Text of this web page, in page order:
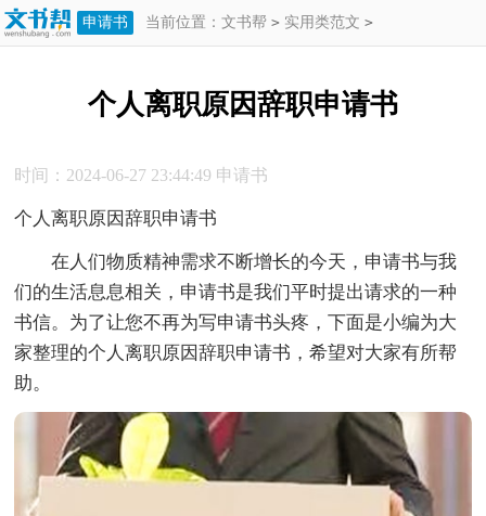
申请书 当前位置： 文书帮 > 实用类范文 >
个人离职原因辞职申请书
时间：2024-06-27 23:44:49 申请书
个人离职原因辞职申请书
在人们物质精神需求不断增长的今天，申请书与我
们的生活息息相关，申请书是我们平时提出请求的一种
书信。为了让您不再为写申请书头疼，下面是小编为大
家整理的个人离职原因辞职申请书，希望对大家有所帮
助。